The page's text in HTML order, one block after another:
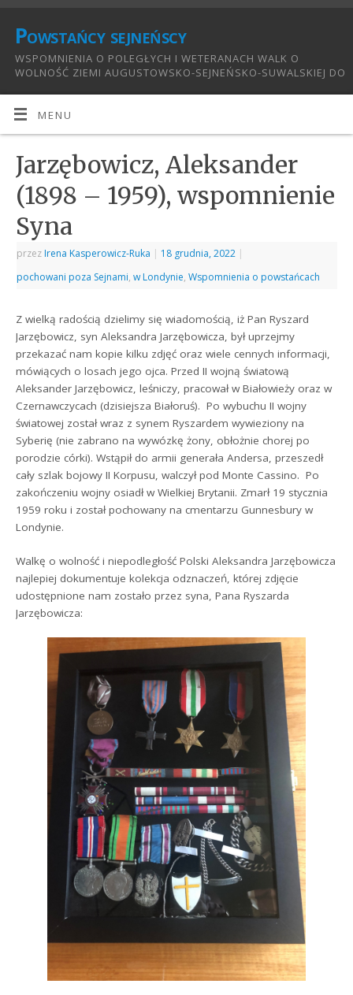
Powstańcy sejneńscy
WSPOMNIENIA O POLEGŁYCH I WETERANACH WALK O
WOLNOŚĆ ZIEMI AUGUSTOWSKO-SEJNEŃSKO-SUWALSKIEJ DO
MENU
Jarzębowicz, Aleksander
(1898 – 1959), wspomnienie
Syna
przez Irena Kasperowicz-Ruka | 18 grudnia, 2022 |
pochowani poza Sejnami,w Londynie,Wspomnienia o powstańcach
Z wielką radością dzielimy się wiadomością, iż Pan Ryszard
Jarzębowicz, syn Aleksandra Jarzębowicza, był uprzejmy
przekazać nam kopie kilku zdjęć oraz wiele cennych informacji,
mówiących o losach jego ojca. Przed II wojną światową
Aleksander Jarzębowicz, leśniczy, pracował w Białowieży oraz w
Czernawczycach (dzisiejsza Białoruś). Po wybuchu II wojny
światowej został wraz z synem Ryszardem wywieziony na
Syberię (nie zabrano na wywózkę żony, obłożnie chorej po
porodzie córki). Wstąpił do armii generała Andersa, przeszedł
cały szlak bojowy II Korpusu, walczył pod Monte Cassino. Po
zakończeniu wojny osiadł w Wielkiej Brytanii. Zmarł 19 stycznia
1959 roku i został pochowany na cmentarzu Gunnesbury w
Londynie.
Walkę o wolność i niepodległość Polski Aleksandra Jarzębowicza
najlepiej dokumentuje kolekcja odznaczeń, której zdjęcie
udostępnione nam zostało przez syna, Pana Ryszarda
Jarzębowicza: